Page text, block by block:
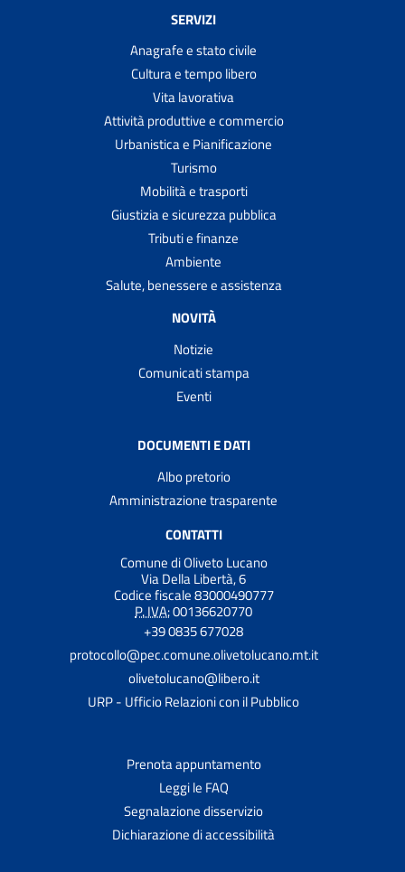
SERVIZI
Anagrafe e stato civile
Cultura e tempo libero
Vita lavorativa
Attività produttive e commercio
Urbanistica e Pianificazione
Turismo
Mobilità e trasporti
Giustizia e sicurezza pubblica
Tributi e finanze
Ambiente
Salute, benessere e assistenza
NOVITÀ
Notizie
Comunicati stampa
Eventi
DOCUMENTI E DATI
Albo pretorio
Amministrazione trasparente
CONTATTI
Comune di Oliveto Lucano
Via Della Libertà, 6
Codice fiscale 83000490777
P. IVA:00136620770
+39 0835 677028
protocollo@pec.comune.olivetolucano.mt.it
olivetolucano@libero.it
URP - Ufficio Relazioni con il Pubblico
Prenota appuntamento
Leggi le FAQ
Segnalazione disservizio
Dichiarazione di accessibilità